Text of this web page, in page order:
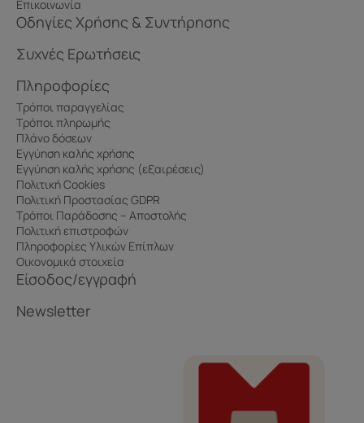
Επικοινωνία
Οδηγίες Χρήσης & Συντήρησης
Συχνές Ερωτήσεις
Πληροφορίες
Τρόποι παραγγελίας
Τρόποι πληρωμής
Πλάνο δόσεων
Εγγύηση καλής χρήσης
Εγγύηση καλής χρήσης (εξαιρέσεις)
Πολιτική Cookies
Πολιτική Προστασίας GDPR
Τρόποι Παράδοσης – Αποστολής
Πολιτική επιστροφών
Πληροφορίες Υλικών Επίπλων
Οικονομικά στοιχεία
Είσοδος/εγγραφή
Newsletter